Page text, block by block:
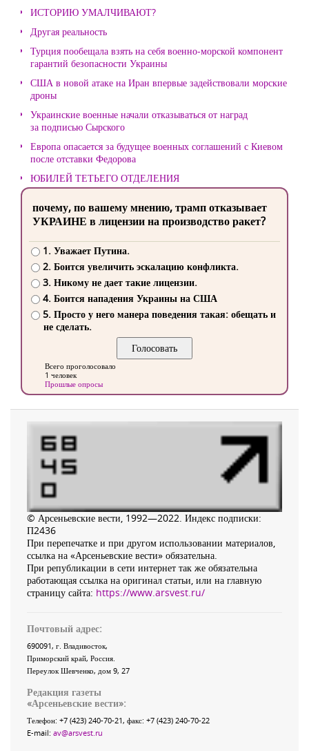
ИСТОРИЮ УМАЛЧИВАЮТ?
Другая реальность
Турция пообещала взять на себя военно-морской компонент
гарантий безопасности Украины
США в новой атаке на Иран впервые задействовали морские
дроны
Украинские военные начали отказываться от наград
за подписью Сырского
Европа опасается за будущее военных соглашений с Киевом
после отставки Федорова
ЮБИЛЕЙ ТЕТЬЕГО ОТДЕЛЕНИЯ
почему, по вашему мнению, трамп отказывает
УКРАИНЕ в лицензии на производство ракет?
1. Уважает Путина.
2. Боится увеличить эскалацию конфликта.
3. Никому не дает такие лицензии.
4. Боится нападения Украины на США
5. Просто у него манера поведения такая: обещать и
не сделать.
Всего проголосовало
1 человек
Прошлые опросы
© Арсеньевские вести, 1992—2022. Индекс подписки:
П2436
При перепечатке и при другом использовании материалов,
ссылка на «Арсеньевские вести» обязательна.
При републикации в сети интернет так же обязательна
работающая ссылка на оригинал статьи, или на главную
страницу сайта: https://www.arsvest.ru/
Почтовый адрес:
690091, г. Владивосток,
Приморский край, Россия
Переулок Шевченко, дом 9, 27
Редакция газеты
«Арсеньевские вести»:
Телефон: +7 (423) 240-70-21, факс: +7 (423) 240-70-22
E-mail: av@arsvest.ru